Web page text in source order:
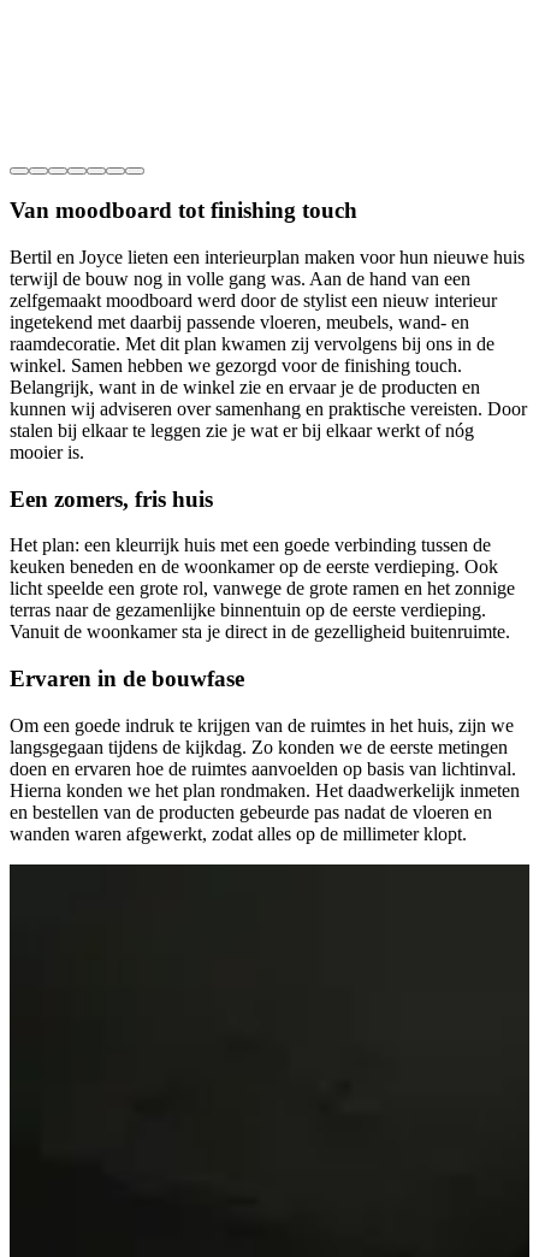
Van moodboard tot finishing touch
Bertil en Joyce lieten een interieurplan maken voor hun nieuwe huis
terwijl de bouw nog in volle gang was. Aan de hand van een
zelfgemaakt moodboard werd door de stylist een nieuw interieur
ingetekend met daarbij passende vloeren, meubels, wand- en
raamdecoratie. Met dit plan kwamen zij vervolgens bij ons in de
winkel. Samen hebben we gezorgd voor de finishing touch.
Belangrijk, want in de winkel zie en ervaar je de producten en
kunnen wij adviseren over samenhang en praktische vereisten. Door
stalen bij elkaar te leggen zie je wat er bij elkaar werkt of nóg
mooier is.
Een zomers, fris huis
Het plan: een kleurrijk huis met een goede verbinding tussen de
keuken beneden en de woonkamer op de eerste verdieping. Ook
licht speelde een grote rol, vanwege de grote ramen en het zonnige
terras naar de gezamenlijke binnentuin op de eerste verdieping.
Vanuit de woonkamer sta je direct in de gezelligheid buitenruimte.
Ervaren in de bouwfase
Om een goede indruk te krijgen van de ruimtes in het huis, zijn we
langsgegaan tijdens de kijkdag. Zo konden we de eerste metingen
doen en ervaren hoe de ruimtes aanvoelden op basis van lichtinval.
Hierna konden we het plan rondmaken. Het daadwerkelijk inmeten
en bestellen van de producten gebeurde pas nadat de vloeren en
wanden waren afgewerkt, zodat alles op de millimeter klopt.